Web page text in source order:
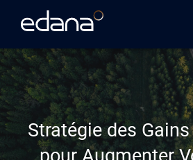
Stratégie des